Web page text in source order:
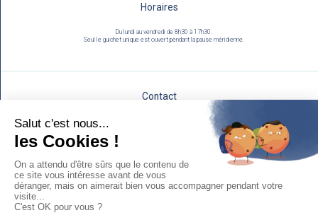
Horaires
Du lundi au vendredi de 8h30 à 17h30.
Seul le guichet unique est ouvert pendant la pause méridienne.
Contact